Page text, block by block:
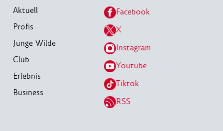
Aktuell
Profis
Junge Wilde
Club
Erlebnis
Business
Facebook
X
Instagram
Youtube
Tiktok
RSS